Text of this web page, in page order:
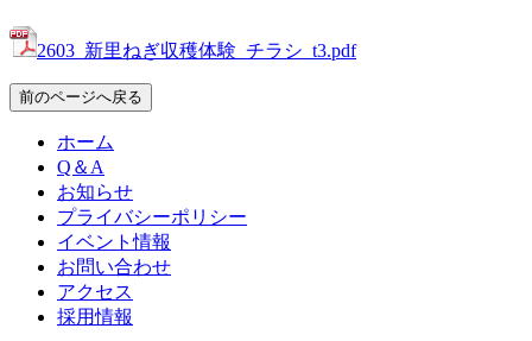
2603_新里ねぎ収穫体験_チラシ_t3.pdf
前のページへ戻る
ホーム
Q＆A
お知らせ
プライバシーポリシー
イベント情報
お問い合わせ
アクセス
採用情報